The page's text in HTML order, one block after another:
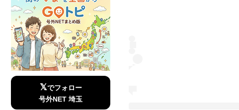
𝕏でフォロー
号外NET 埼玉